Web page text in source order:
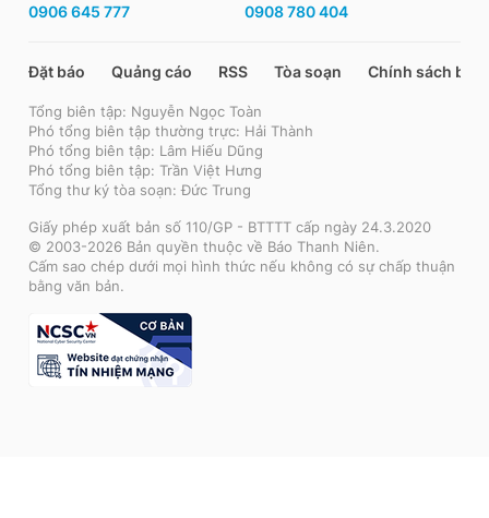
0906 645 777 0908 780 404
Đặt báo Quảng cáo RSS Tòa soạn Chính sách bảo
Tổng biên tập: Nguyễn Ngọc Toàn
Phó tổng biên tập thường trực: Hải Thành
Phó tổng biên tập: Lâm Hiếu Dũng
Phó tổng biên tập: Trần Việt Hưng
Tổng thư ký tòa soạn: Đức Trung
Giấy phép xuất bản số 110/GP - BTTTT cấp ngày 24.3.2020
© 2003-2026 Bản quyền thuộc về Báo Thanh Niên.
Cấm sao chép dưới mọi hình thức nếu không có sự chấp thuận
bằng văn bản.